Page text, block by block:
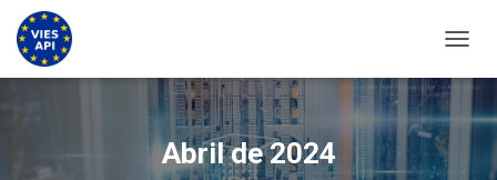
Abril de 2024